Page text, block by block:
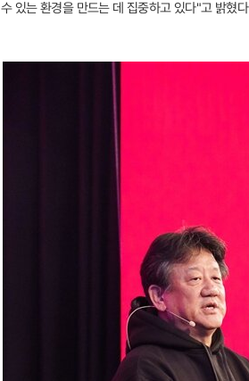
수 있는 환경을 만드는 데 집중하고 있다"고 밝혔